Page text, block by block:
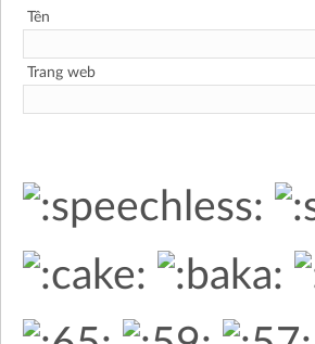
Tên
Trang web